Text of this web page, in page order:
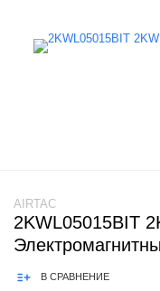
AIRTAC
2KWL05015BIT
В СРАВНЕНИЕ